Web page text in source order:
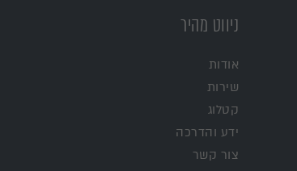
ניווט מהיר
אודות
שירות
קטלוג
ידע והדרכה
צור קשר